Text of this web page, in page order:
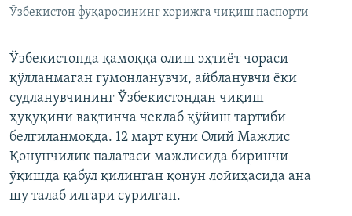
Ўзбекистон фуқаросининг хорижга чиқиш паспорти
Ўзбекистонда қамоққа олиш эҳтиёт чораси
қўлланмаган гумонланувчи, айбланувчи ёки
судланувчининг Ўзбекистондан чиқиш
ҳуқуқини вақтинча чеклаб қўйиш тартиби
белгиланмоқда. 12 март куни Олий Мажлис
Қонунчилик палатаси мажлисида биринчи
ўқишда қабул қилинган қонун лойиҳасида ана
шу талаб илгари сурилган.